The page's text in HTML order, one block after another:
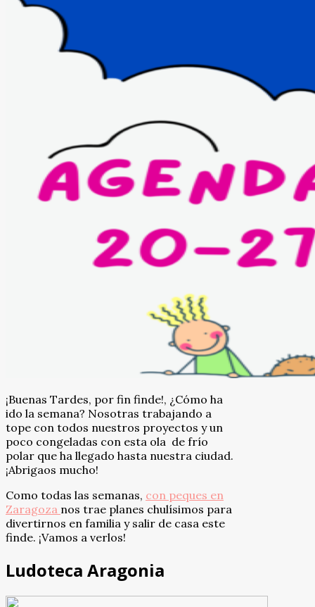
¡Buenas Tardes, por fin finde!, ¿Cómo ha
ido la semana? Nosotras trabajando a
tope con todos nuestros proyectos y un
poco congeladas con esta ola de frío
polar que ha llegado hasta nuestra ciudad.
¡Abrigaos mucho!
Como todas las semanas, con peques en
Zaragoza nos trae planes chulísimos para
divertirnos en familia y salir de casa este
finde. ¡Vamos a verlos!
Ludoteca Aragonia